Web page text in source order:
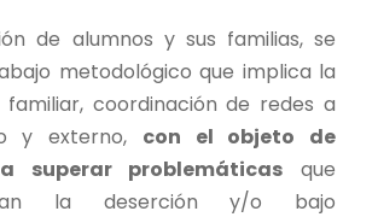
de alumnos y sus familias, se
metodológico que implica la
coordinación de redes a
y externo, con el objeto de
superar problemáticas que
la deserción y/o bajo